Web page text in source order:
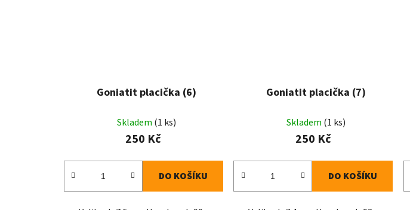
Goniatit placička (6)
Skladem (1 ks)
250 Kč
DO KOŠÍKU
Goniatit placička (7)
Skladem (1 ks)
250 Kč
DO KOŠÍKU